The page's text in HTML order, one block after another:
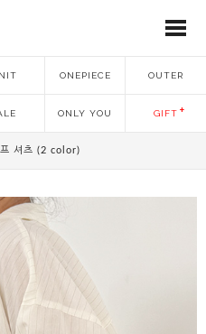
ONEPIECE OUTER
ONLY YOU GIFT
프 셔츠 (2 color)